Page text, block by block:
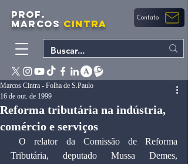
PROF.
MARCOS CINTRA Contato
Reforma tributária na indústria,
comércio e serviços
Marcos Cintra - Folha de S.Paulo
16 de out. de 1999
O relator da Comissão de Reforma
Tributária, deputado Mussa Demes,